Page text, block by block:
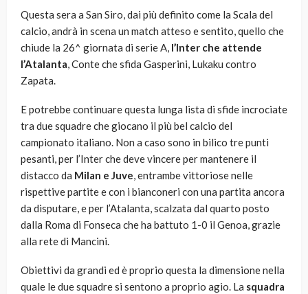
Questa sera a San Siro, dai più definito come la Scala del
calcio, andrà in scena un match atteso e sentito, quello che
chiude la 26^ giornata di serie A, l’Inter che attende
l’Atalanta, Conte che sfida Gasperini, Lukaku contro
Zapata.
E potrebbe continuare questa lunga lista di sfide incrociate
tra due squadre che giocano il più bel calcio del
campionato italiano. Non a caso sono in bilico tre punti
pesanti, per l’Inter che deve vincere per mantenere il
distacco da Milan e Juve, entrambe vittoriose nelle
rispettive partite e con i bianconeri con una partita ancora
da disputare, e per l’Atalanta, scalzata dal quarto posto
dalla Roma di Fonseca che ha battuto 1-0 il Genoa, grazie
alla rete di Mancini.
Obiettivi da grandi ed è proprio questa la dimensione nella
quale le due squadre si sentono a proprio agio. La squadra